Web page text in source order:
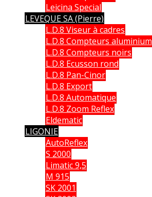
Leicina Special
LEVEQUE SA (Pierre)
L.D.8 Viseur à cadres
L.D.8 Compteurs aluminium
L.D.8 Compteurs noirs
L.D.8 Ecusson rond
L.D.8 Pan-Cinor
L.D.8 Export
L.D.8 Automatique
L.D.8 Zoom Reflex
Eldematic
LIGONIE
AutoReflex
S 2000
Limatic 9,5
M 915
SK 2001